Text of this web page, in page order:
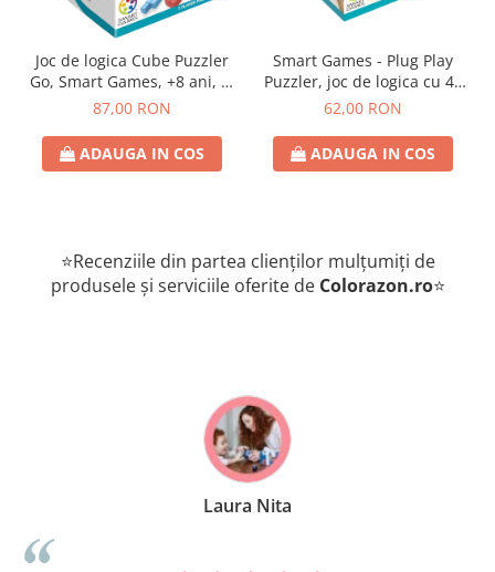
Joc de logica Cube Puzzler
Go, Smart Games, +8 ani, lb
romana
87,00 RON
ADAUGA IN COS
Smart Games - Plug Play
Puzzler, joc de logica cu 48
de provocari, 6+ ani, lb
62,00 RON
ADAUGA IN COS
⭐Recenziile din partea clienților mulțumiți de
produsele și serviciile oferite de Colorazon.ro⭐
Laura Nita